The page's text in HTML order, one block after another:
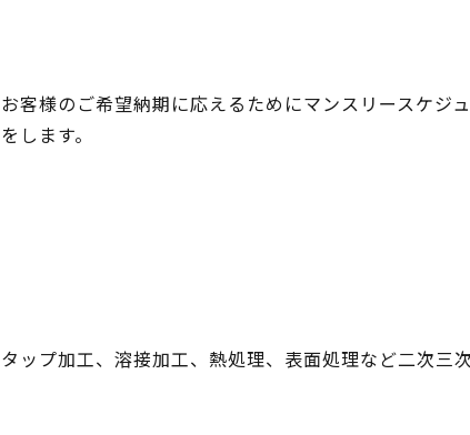
お客様のご希望納期に応えるためにマンスリースケジ
をします。
タップ加工、溶接加工、熱処理、表面処理など二次三